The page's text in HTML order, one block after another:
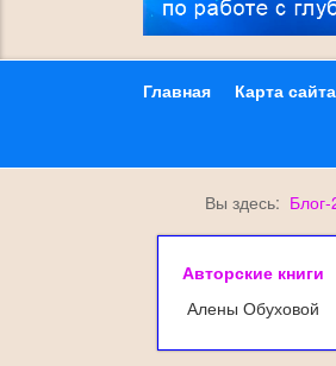
Главная Карта сайта
Вы здесь:
Авторские книги
Алены Обуховой